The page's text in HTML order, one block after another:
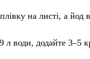
на листі, а йод
л води, додайте 3–5